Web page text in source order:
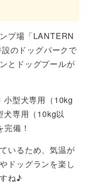
プ場「LANTERN
のドッグパークで
とドッグプールが
小型犬専用（10kg
犬専用（10kg以
備！
いるため、気温が
ドッグランを楽し
ね♪